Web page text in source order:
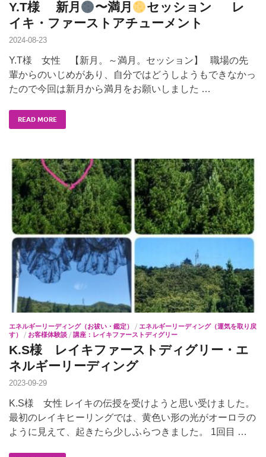
Y.T様 新月 〜満月
セッション レ
イキ・ファーストアチューメント
2024-08-23
Y.T様 女性 【新月。～満月。セッション】 職場の先
輩からのいじめがあり、自分ではどうしようもできなかっ
たので今回は新月から満月をお願いしました …
READ MORE
エネルギーリーディング（お祓い・鑑定） / エネルギーリーディング（運気を取り戻
す）
/ お客様体験談 / 講座：レイキファーストディグリー
K.S様 レイキファーストディグリー・エ
ネルギーリーディング
2023-09-29
K.S様 女性 レイキの伝授を受けようと思い受けました。
最初のレイキヒーリングでは、黄色い形の光がオーロラの
ように見えて、起きたら少しふらつきました。 1回目 …